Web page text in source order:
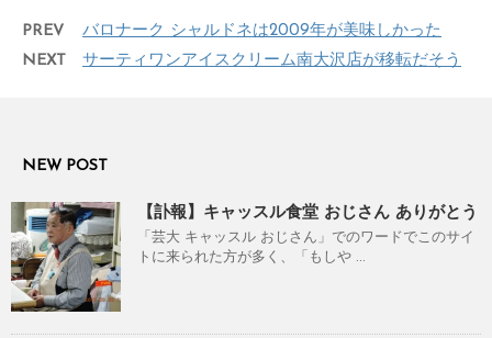
PREV
バロナーク シャルドネは2009年が美味しかった
NEXT
サーティワンアイスクリーム南大沢店が移転だそう
NEW POST
【訃報】キャッスル食堂 おじさん ありがとう
「芸大 キャッスル おじさん」でのワードでこのサイ
トに来られた方が多く、「もしや ...